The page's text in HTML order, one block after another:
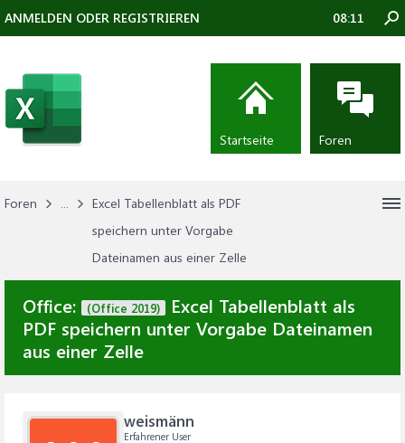
Foren ...
Excel Tabellenblatt als PDF
speichern unter Vorgabe
Dateinamen aus einer Zelle
Office: (Office 2019)
Excel Tabellenblatt als
PDF speichern unter Vorgabe Dateinamen
aus einer Zelle
weismänn
Erfahrener User
ANMELDEN ODER REGISTRIEREN 08:11
Startseite Foren